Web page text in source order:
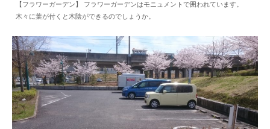
【フラワーガーデン】 フラワーガーデンはモニュメントで囲われています。
木々に葉が付くと木陰ができるのでしょうか。